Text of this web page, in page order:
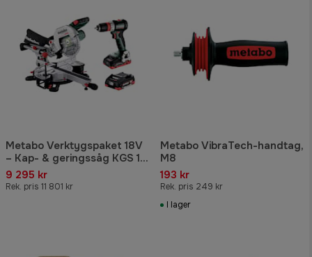
Metabo Verktygspaket 18V
– Kap- & geringssåg KGS 18
LTX BL 216 +
Borrskruvdragare BS 18 L
BL Q
9 295 kr
Rek. pris 11 801 kr
Metabo VibraTech-handtag,
M8
193 kr
Rek. pris 249 kr
I lager